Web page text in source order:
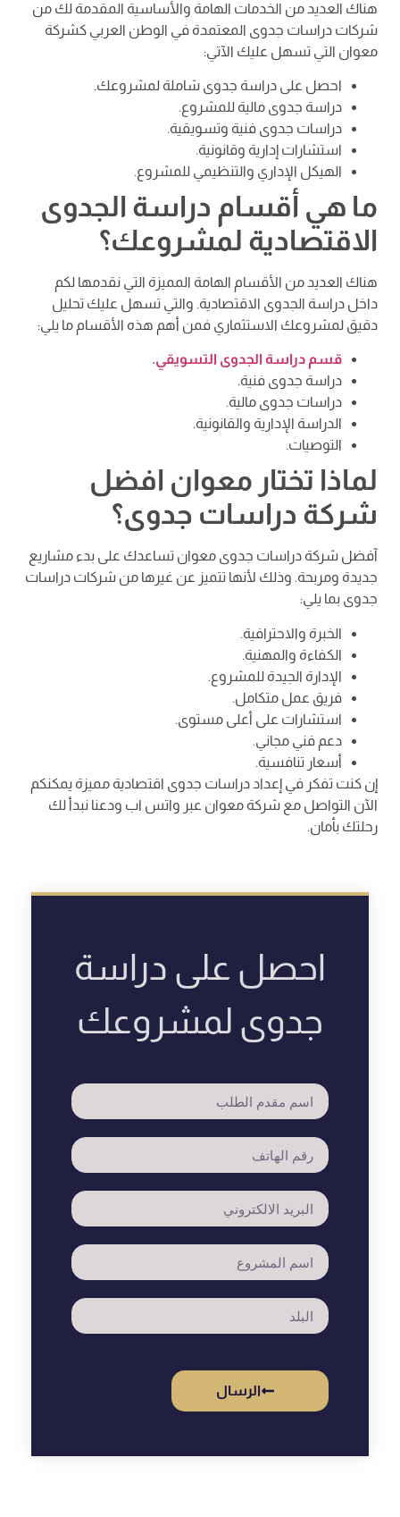
هناك العديد من الخدمات الهامة والأساسية المقدمة لك من
شركات دراسات جدوى المعتمدة في الوطن العربي كشركة
معوان التي تسهل عليك الآتي:
احصل على دراسة جدوى شاملة لمشروعك.
دراسة جدوى مالية للمشروع.
دراسات جدوى فنية وتسويقية.
استشارات إدارية وقانونية.
الهيكل الإداري والتنظيمي للمشروع.
ما هي أقسام دراسة الجدوى
الاقتصادية لمشروعك؟
هناك العديد من الأقسام الهامة المميزة التي نقدمها لكم
داخل دراسة الجدوى الاقتصادية. والتي تسهل عليك تحليل
دقيق لمشروعك الاستثماري فمن أهم هذه الأقسام ما يلي:
قسم دراسة الجدوى التسويقي.
دراسة جدوى فنية.
دراسات جدوى مالية.
الدراسة الإدارية والقانونية.
التوصيات.
لماذا تختار معوان افضل
شركة دراسات جدوى؟
آفضل شركة دراسات جدوى معوان تساعدك على بدء مشاريع
جديدة ومربحة. وذلك لأنها تتميز عن غيرها من شركات دراسات
جدوى بما يلي:
الخبرة والاحترافية.
الكفاءة والمهنية.
الإدارة الجيدة للمشروع.
فريق عمل متكامل.
استشارات على أعلى مستوى.
دعم فني مجاني.
أسعار تنافسية.
إن كنت تفكر في إعداد دراسات جدوى اقتصادية مميزة يمكنكم
الآن التواصل مع شركة معوان عبر واتس اب ودعنا نبدأ لك
رحلتك بأمان.
احصل على دراسة
جدوى لمشروعك
الرسال